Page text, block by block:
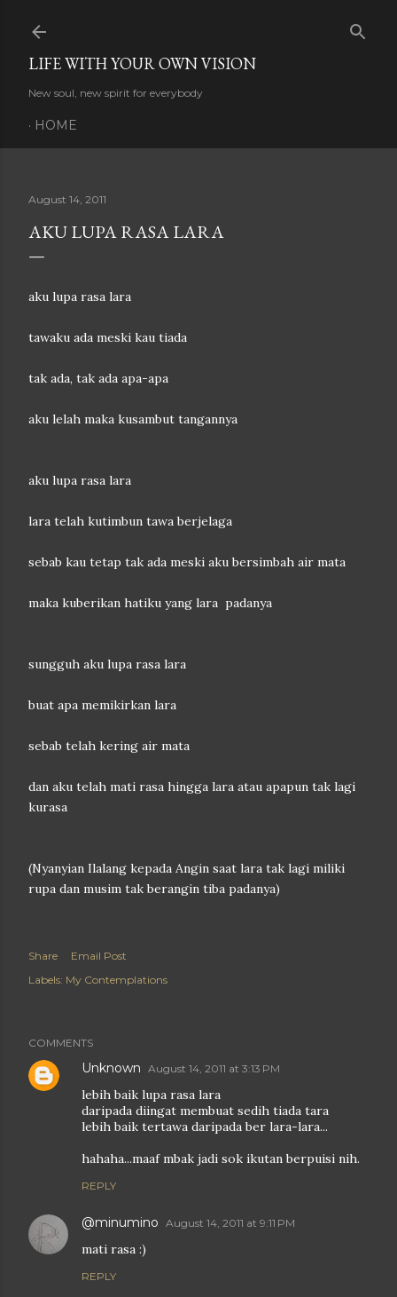
LIFE WITH YOUR OWN VISION
New soul, new spirit for everybody
HOME
August 14, 2011
AKU LUPA RASA LARA
aku lupa rasa lara
tawaku ada meski kau tiada
tak ada, tak ada apa-apa
aku lelah maka kusambut tangannya
aku lupa rasa lara
lara telah kutimbun tawa berjelaga
sebab kau tetap tak ada meski aku bersimbah air mata
maka kuberikan hatiku yang lara padanya
sungguh aku lupa rasa lara
buat apa memikirkan lara
sebab telah kering air mata
dan aku telah mati rasa hingga lara atau apapun tak lagi
kurasa
(Nyanyian Ilalang kepada Angin saat lara tak lagi miliki
rupa dan musim tak berangin tiba padanya)
Share
Email Post
Labels: My Contemplations
COMMENTS
Unknown August 14, 2011 at 3:13 PM
lebih baik lupa rasa lara
daripada diingat membuat sedih tiada tara
lebih baik tertawa daripada ber lara-lara...
hahaha...maaf mbak jadi sok ikutan berpuisi nih.
REPLY
@minumino August 14, 2011 at 9:11 PM
mati rasa :)
REPLY